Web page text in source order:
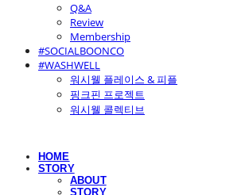
Q&A
Review
Membership
#SOCIALBOONCO
#WASHWELL
워시웰 플레이스 & 피플
핑크핀 프로젝트
워시웰 콜렉티브
HOME
STORY
ABOUT
STORY